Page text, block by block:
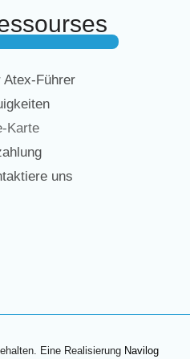
Atex-Führer
Karte
uns
Eine Realisierung Navilog